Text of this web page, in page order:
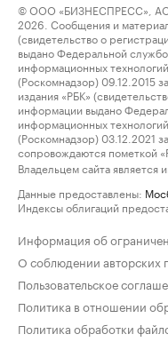
© ООО «БИЗНЕСПРЕСС»,
2026. Сообщения и
(свидетельство о
выдано Федеральной
информационных
(Роскомнадзор) 09.12.2015
издания «РБК»
информации выдано
информационных
(Роскомнадзор) 03.12.2021
сопровождаются пометкой
Владельцем сайта является
Данные предоставлены:
Индексы облигаций
Информация об
О соблюдении авторских
Пользовательское
Политика в отношении
Политика обработки